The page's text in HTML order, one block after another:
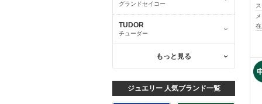
グランドセイコー
TUDOR
チューダー
もっと見る
ジュエリー 人気ブランド一覧